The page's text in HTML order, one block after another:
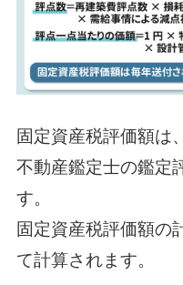
固定資産税評価額は
不動産鑑定士の鑑定
す。
固定資産税評価額の
て計算されます。